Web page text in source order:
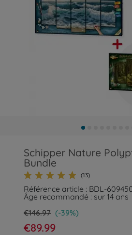
Schipper Nature
Bundle
(13)
Référence article : BDL-
Âge recommandé : sur 14 ans
€146.97 (-39%)
€89.99